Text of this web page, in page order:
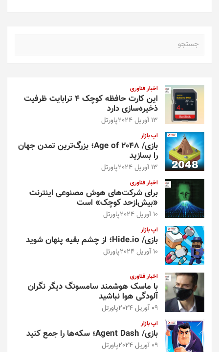
اخبار فناوری
این کارت حافظه کوچک ۴ ترابایت ظرفیت
ذخیره‌سازی دارد
13 آوریل 2024 پاورتل
اپ بازار
بازی/ Age of 2048؛ بزرگ‌ترین تمدن جهان
را بسازید
13 آوریل 2024 پاورتل
اخبار فناوری
برای شرکت‌های هوش مصنوعی اینترنت
«بیش‌از‌حد کوچک» است
10 آوریل 2024 پاورتل
اپ بازار
بازی/ Hide.io؛ از چشم بقیه پنهان شوید
10 آوریل 2024 پاورتل
اخبار فناوری
با ماسک هوشمند سامسونگ دیگر نگران
آلودگی هوا نباشید
09 آوریل 2024 پاورتل
اپ بازار
بازی/ Agent Dash؛ سکه‌ها را جمع کنید
09 آوریل 2024 پاورتل